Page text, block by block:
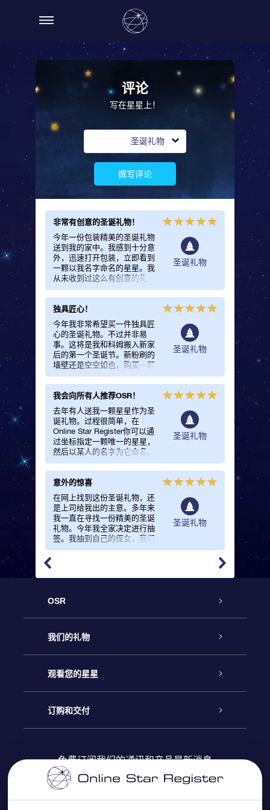
评论
写在星星上！
圣诞礼物
撰写评论
物
非常有创意的圣诞礼物！
今年一份包装精美的圣诞礼物
送到我的家中。我感到十分意
外，迅速打开包装，立即看到
一颗以我名字命名的星星。我
从未收到过这么有创意的礼
物。我觉得，有一颗星永远以
自己的名字命名，是莫大的荣
幸！
圣诞礼物
独具匠心！
今年我非常希望买一件独具匠
心的圣诞礼物。不过并非易
事。这将是我和科姆搬入新家
后的第一个圣诞节。新粉刷的
墙壁还是空空如也，购买一颗
星星看起来是个很棒的主意。
在网站上我了解到圣诞礼物中
包括一份精美的注册证书，把
它挂在墙上很不错。我们在一
起的第一个圣诞节非常甜蜜。
挂在墙上的这颗星星非常醒
目。每当有客人造访，他们都
想弄清楚我在哪里买到了这么
有创意的圣诞礼物。我总会回
圣诞礼物
我会向所有人推荐OSR！
去年有人送我一颗星星作为圣
诞礼物。过程很简单，在
Online Star Register你可以通
过坐标指定一颗唯一的星星，
然后以某人的名字为它命名。
在圣诞树上，这份礼物非常抢
眼！我推荐Online Star
Register，这份礼物不仅适合
圣诞节，还适合任何特别的日
子。
圣诞礼物
意外的惊喜
在网上找到这份圣诞礼物，还
是上司给我出的主意。多年来
我一直在寻找一份精美的圣诞
礼物。今年我全家决定进行抽
签。我抽到自己的侄女，我们
的关系非同一般。去年一年她
种圣诞礼物数不胜数，但我想
在这个网站上，你不仅可以指
己写一段祝福文字。我对此充
满感激！圣诞节两天前，我拿
到了这份包装精美的礼物。挂
“一席之地”。她非常喜欢这份
圣诞礼物
送给女
我兄弟
礼物有
怨。我
机为女
在网上
诞礼物
送给她
之后很
她看来
每年都
圣诞礼
妙想。
助坐标
的名字
Online
都黯然
OSR
客户服务
联系我们
博客
评论
我们的礼物
Online Star礼物
OSR 礼物包
OSR 礼物卡
观看您的星星
Online Star Register
个性化的Star Page
订购和交付
付款信息
免费订阅我们的通讯和产品最新消息